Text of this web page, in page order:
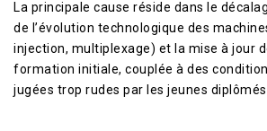
La principale cause réside dans le
de l’évolution technologique des
injection, multiplexage) et la mise à jour
formation initiale, couplée à des
jugées trop rudes par les jeunes diplômés.